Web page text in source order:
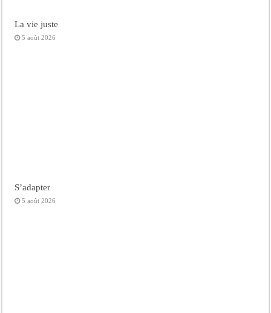
La vie juste
5 août 2026
S’adapter
5 août 2026